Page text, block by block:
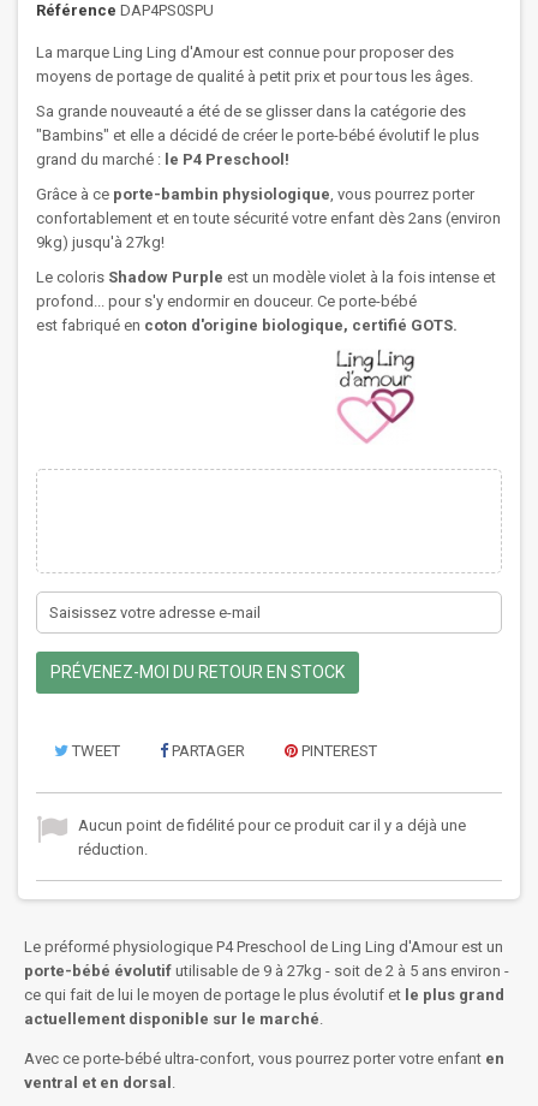
Référence DAP4PS0SPU
La marque Ling Ling d'Amour est connue pour proposer des
moyens de portage de qualité à petit prix et pour tous les âges.
Sa grande nouveauté a été de se glisser dans la catégorie des
"Bambins" et elle a décidé de créer le porte-bébé évolutif le plus
grand du marché : le P4 Preschool!
Grâce à ce porte-bambin physiologique, vous pourrez porter
confortablement et en toute sécurité votre enfant dès 2ans (environ
9kg) jusqu'à 27kg!
Le coloris Shadow Purple est un modèle violet à la fois intense et
profond... pour s'y endormir en douceur. Ce porte-bébé
est fabriqué en coton d'origine biologique, certifié GOTS.
PRÉVENEZ-MOI DU RETOUR EN STOCK
TWEET PARTAGER PINTEREST
Aucun point de fidélité pour ce produit car il y a déjà une
réduction.
Le préformé physiologique P4 Preschool de Ling Ling d'Amour est un
porte-bébé évolutif utilisable de 9 à 27kg - soit de 2 à 5 ans environ -
ce qui fait de lui le moyen de portage le plus évolutif et le plus grand
actuellement disponible sur le marché.
Avec ce porte-bébé ultra-confort, vous pourrez porter votre enfant en
ventral et en dorsal .